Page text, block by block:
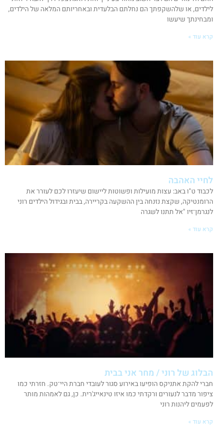
לילדים, או שלהשקפתך הם נחלתם הבלעדית ובאחריותם המלאה של הילדים,
ומבחינתך שיעשו
קרא עוד »
לחיי האהבה
לכבוד ט"ו באב: עצות מועילות ופשוטות ליישום שיעזרו לכם לעורר את
הרומנטיקה, שקצת נזנחה בין ההשקעה בקריירה, בבית ובגידול הילדים רוני
לנגרמן־זיו "אל תתנו לשגרה
קרא עוד »
הבלוג של רוני / מחר אני בבית
חברי להקת אתניקס הופיעו באירוע סגור לעובדי חברת היי־טק. חזרתי כמו
ציפור מדבר לנעורים ורקדתי כמו איזו טינאייג'רית. כן, גם לאמהות מותר
לפעמים ליהנות רוני
קרא עוד »